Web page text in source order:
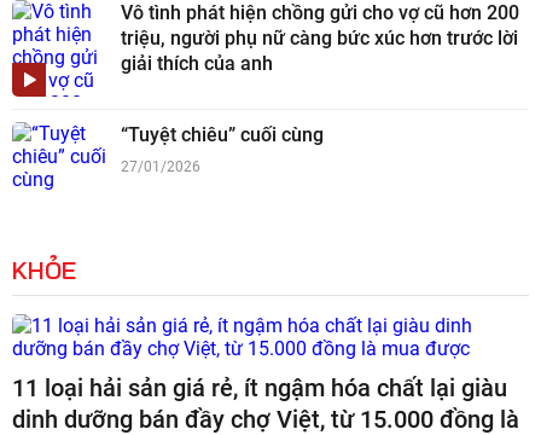
Vô tình phát hiện chồng gửi cho vợ cũ hơn 200
triệu, người phụ nữ càng bức xúc hơn trước lời
giải thích của anh
“Tuyệt chiêu” cuối cùng
27/01/2026
KHỎE
11 loại hải sản giá rẻ, ít ngậm hóa chất lại giàu
dinh dưỡng bán đầy chợ Việt, từ 15.000 đồng là